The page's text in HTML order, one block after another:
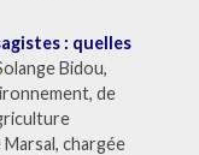
: quelles
Bidou,
de
chargée